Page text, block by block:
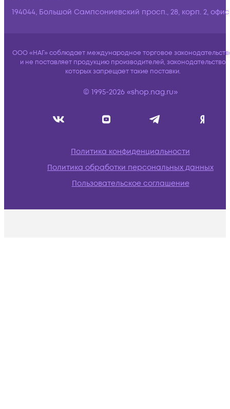
194044, Большой Сампсониевский просп., 28, корп. 2,
ООО «НАГ» соблюдает международное торговое
и не поставляет продукцию производителей, законодательство
которых запрещает такие поставки.
© 1995-2026 «shop.nag.ru»
Политика конфиденциальности
Политика обработки персональных данных
Пользовательское соглашение